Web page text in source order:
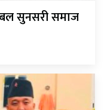
सुनसरी समाज